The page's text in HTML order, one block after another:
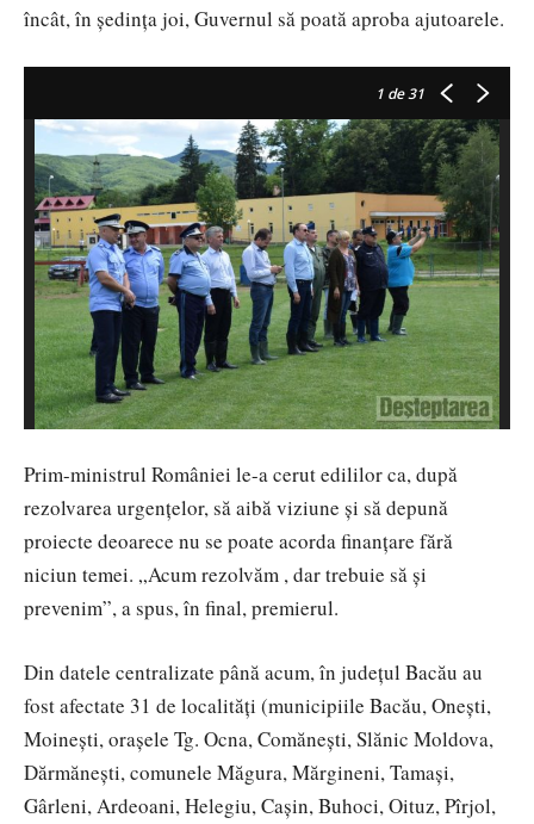
încât, în ședința joi, Guvernul să poată aproba ajutoarele.
1 de 31
Prim-ministrul României le-a cerut edililor ca, după
rezolvarea urgențelor, să aibă viziune și să depună
proiecte deoarece nu se poate acorda finanțare fără
niciun temei. „Acum rezolvăm , dar trebuie să și
prevenim”, a spus, în final, premierul.
Din datele centralizate până acum, în județul Bacău au
fost afectate 31 de localități (municipiile Bacău, Onești,
Moinești, orașele Tg. Ocna, Comănești, Slănic Moldova,
Dărmănești, comunele Măgura, Mărgineni, Tamași,
Gârleni, Ardeoani, Helegiu, Cașin, Buhoci, Oituz, Pîrjol,